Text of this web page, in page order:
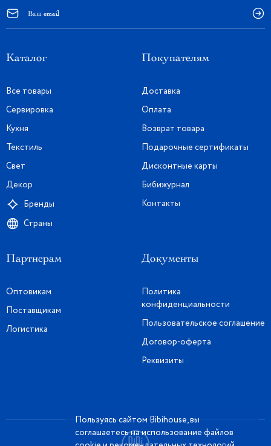
Каталог
Все товары
Сервировка
Кухня
Текстиль
Свет
Декор
Бренды
Страны
Покупателям
Доставка
Оплата
Возврат товара
Подарочные сертификаты
Дисконтные карты
Бибижурнал
Контакты
Партнерам
Оптовикам
Поставщикам
Логистика
Документы
Политика
конфиденциальности
Пользовательское соглашение
Договор-оферта
Реквизиты
Пользуясь сайтом Bibihouse, вы
соглашаетесь на использование файлов